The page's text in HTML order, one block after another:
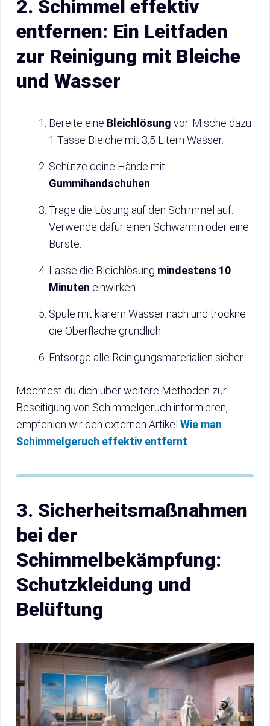
2. Schimmel effektiv
entfernen: Ein Leitfaden
zur Reinigung mit Bleiche
und Wasser
Bereite eine Bleichlösung vor. Mische dazu
1 Tasse Bleiche mit 3,5 Litern Wasser.
Schütze deine Hände mit
Gummihandschuhen
Trage die Lösung auf den Schimmel auf.
Verwende dafür einen Schwamm oder eine
Bürste.
Lasse die Bleichlösung mindestens 10
Minuten einwirken.
Spüle mit klarem Wasser nach und trockne
die Oberfläche gründlich.
Entsorge alle Reinigungsmaterialien sicher.
Möchtest du dich über weitere Methoden zur
Beseitigung von Schimmelgeruch informieren,
empfehlen wir den externen Artikel Wie man
Schimmelgeruch effektiv entfernt
3. Sicherheitsmaßnahmen
bei der
Schimmelbekämpfung:
Schutzkleidung und
Belüftung